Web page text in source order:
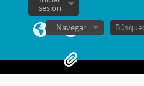
sesión
Navegar